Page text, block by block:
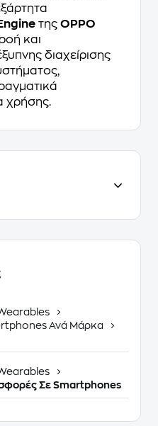
της OPPO
και
διαχείρισης
χρήσης.
Ανά Μάρκα
Σε Smartphones